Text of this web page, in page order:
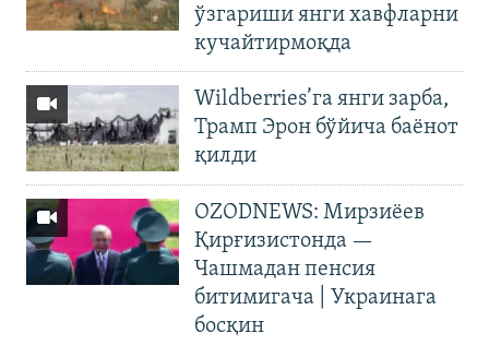
ўзгариши янги хавфларни
кучайтирмоқда
Wildberries’га янги зарба,
Трамп Эрон бўйича баёнот
қилди
OZODNEWS: Мирзиёев
Қирғизистонда —
Чашмадан пенсия
битимигача | Украинага
босқин